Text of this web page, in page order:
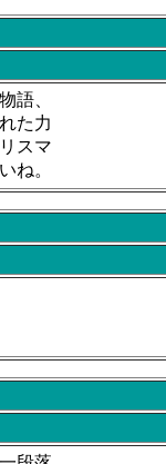
語、
た力
スマ
ね。